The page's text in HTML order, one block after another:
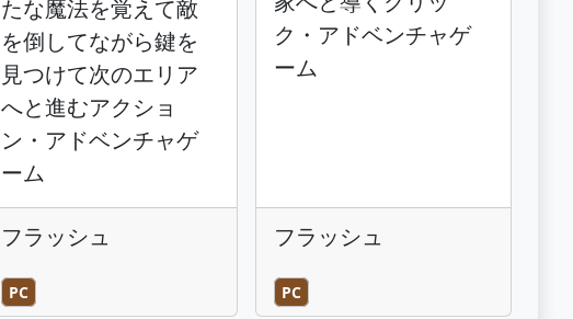
たな魔法を覚えて敵
を倒してながら鍵を
見つけて次のエリア
へと進むアクショ
ン・アドベンチャゲ
ーム
フラッシュ
PC
ク・アドベンチャゲ
ーム
フラッシュ
PC